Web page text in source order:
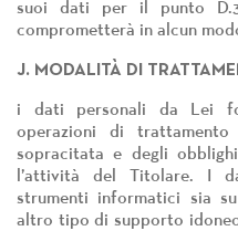
suoi dati per il punto
comprometterà in alcun
J. MODALITÀ DI
i dati personali da Lei
operazioni di
sopracitata e degli
l’attività del Titolare. I
strumenti informatici sia
altro tipo di supporto